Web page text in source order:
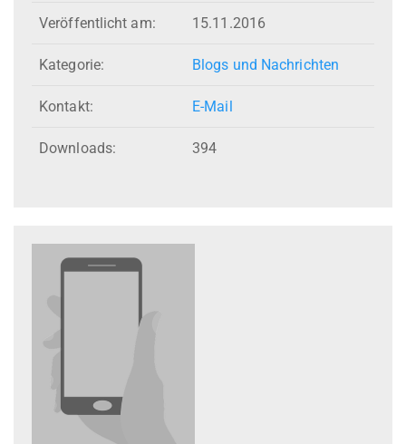
Veröffentlicht am: 15.11.2016
Kategorie: Blogs und Nachrichten
Kontakt: E-Mail
Downloads: 394